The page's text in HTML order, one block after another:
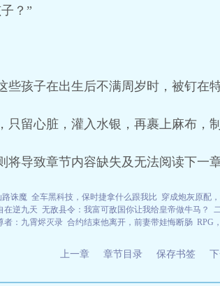
？”
孩子在出生后不满周岁时，被钉在
留心脏，灌入水银，再裹上麻布，制
导致章节内容缺失及无法阅读下一章
路诛魔 全车黑科技，保时捷拿什么跟我比 穿成炮灰原配
在逆九天 无敌县令：我富可敌国你让我给皇帝做牛马？
者：九霄烬灭录 合约结束他离开，前妻带娃悔断肠 RPG
上一章 章节目录 保存书签